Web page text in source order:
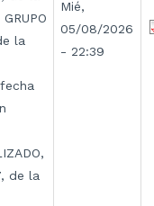
la
de la
Mié,
05/08/2026
- 22:39